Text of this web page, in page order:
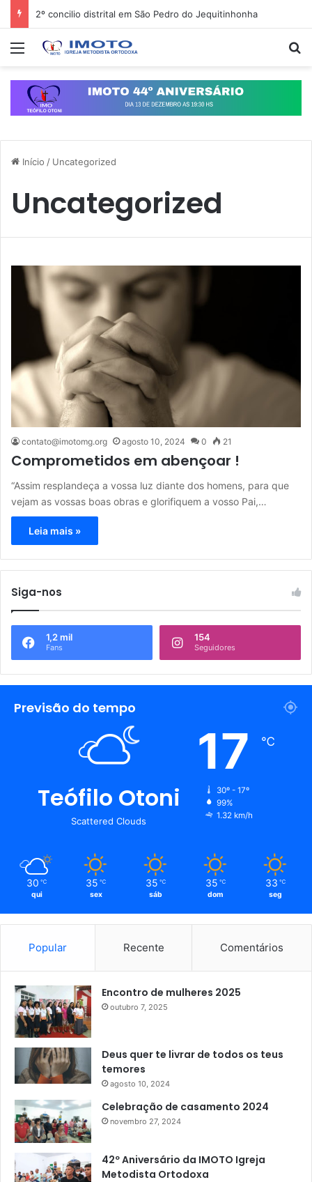
2º concilio distrital em São Pedro do Jequitinhonha
Menu
Início / Uncategorized
Uncategorized
contato@imotomg.org agosto 10, 2024 0 21
Comprometidos em abençoar !
“Assim resplandeça a vossa luz diante dos homens, para que
vejam as vossas boas obras e glorifiquem a vosso Pai,…
Leia mais »
Siga-nos
1,2 mil
Fans
154
Seguidores
Previsão do tempo
Teófilo Otoni
Scattered Clouds
17 ℃
30º - 17º
99%
1.32 km/h
30 ℃
qui
35 ℃
sex
35 ℃
sáb
35 ℃
dom
33 ℃
seg
Popular Recente Comentários
Encontro de mulheres 2025
outubro 7, 2025
Deus quer te livrar de todos os teus
temores
agosto 10, 2024
Celebração de casamento 2024
novembro 27, 2024
42º Aniversário da IMOTO Igreja
Metodista Ortodoxa